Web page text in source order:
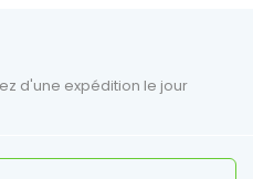
d'une expédition le jour